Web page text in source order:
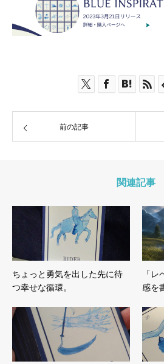
前の記事
関連記事
ちょっと勇気を出した先に待
つ幸せな循環。
「
感を